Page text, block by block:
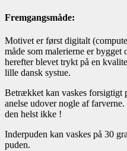
Fremgangsmåde:
Motivet er først digitalt
måde som malerierne er
herefter blevet trykt på en
lille dansk systue.
Betrækket kan vaskes forsigtigt
anelse udover nogle af
den helst ikke !
Inderpuden kan vaskes på 30
puden.